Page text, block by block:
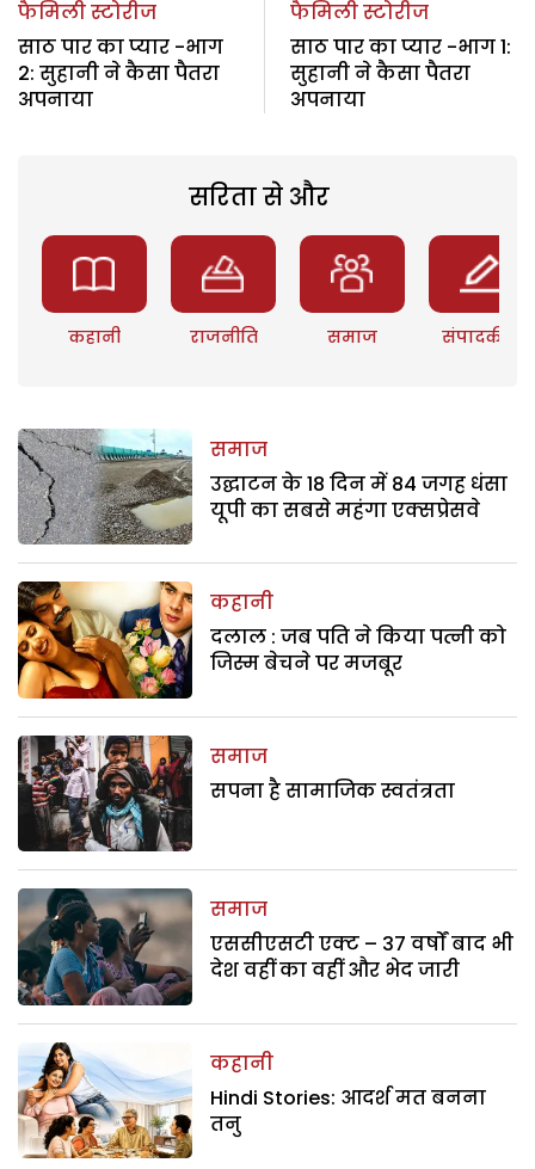
फैमिली स्टोरीज
साठ पार का प्यार -भाग
2: सुहानी ने कैसा पैतरा
अपनाया
फैमिली स्टोरीज
साठ पार का प्यार -भाग 1:
सुहानी ने कैसा पैतरा
अपनाया
सरिता से और
कहानी राजनीति समाज संपादकीय
समाज
उद्घाटन के 18 दिन में 84 जगह धंसा
यूपी का सबसे महंगा एक्सप्रेसवे
कहानी
दलाल : जब पति ने किया पत्नी को
जिस्म बेचने पर मजबूर
समाज
सपना है सामाजिक स्वतंत्रता
समाज
एससीएसटी एक्ट – 37 वर्षों बाद भी
देश वहीं का वहीं और भेद जारी
कहानी
Hindi Stories: आदर्श मत बनना
तनु